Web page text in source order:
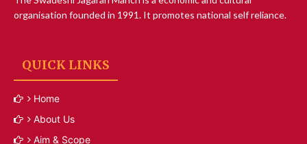
organisation founded in 1991. It promotes national self reliance.
QUICK LINKS
Home
About Us
Aim & Scope